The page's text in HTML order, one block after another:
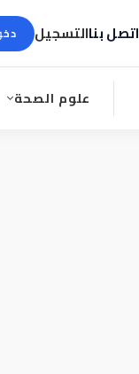
اتصل بناالتسجيل
علوم الصحة